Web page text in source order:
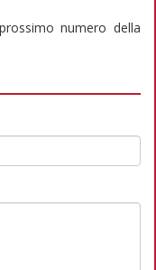
numero della